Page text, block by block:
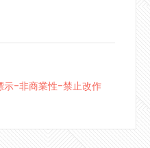
示-非商業性-禁止改作